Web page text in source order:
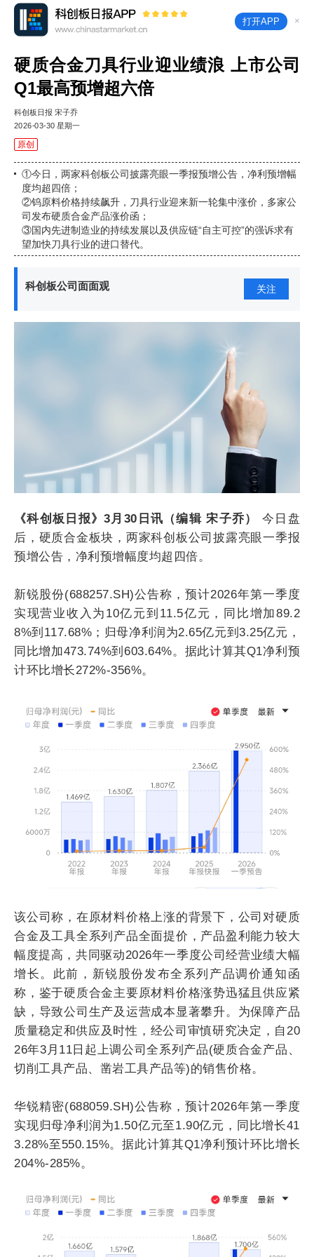
打开APP ×
硬质合金刀具行业迎业绩浪 上市公司
Q1最高预增超六倍
科创板日报 宋子乔
2026-03-30 星期一
原创
①今日，两家科创板公司披露亮眼一季报预增公告，净利预增幅
度均超四倍；
②钨原料价格持续飙升，刀具行业迎来新一轮集中涨价，多家公
司发布硬质合金产品涨价函；
③国内先进制造业的持续发展以及供应链“自主可控”的强诉求有
望加快刀具行业的进口替代。
科创板公司面面观 关注
《科创板日报》3月30日讯（编辑 宋子乔）
今日盘
后，硬质合金板块，两家科创板公司披露亮眼一季报
预增公告，净利预增幅度均超四倍。
新锐股份(688257.SH)公告称，预计2026年第一季度
实现营业收入为10亿元到11.5亿元，同比增加89.2
8%到117.68%；归母净利润为2.65亿元到3.25亿元，
同比增加473.74%到603.64%。据此计算其Q1净利预
计环比增长272%-356%。
该公司称，在原材料价格上涨的背景下，公司对硬质
合金及工具全系列产品全面提价，产品盈利能力较大
幅度提高，共同驱动2026年一季度公司经营业绩大幅
增长。此前，新锐股份发布全系列产品调价通知函
称，鉴于硬质合金主要原材料价格涨势迅猛且供应紧
缺，导致公司生产及运营成本显著攀升。为保障产品
质量稳定和供应及时性，经公司审慎研究决定，自20
26年3月11日起上调公司全系列产品(硬质合金产品、
切削工具产品、凿岩工具产品等)的销售价格。
华锐精密(688059.SH)公告称，预计2026年第一季度
实现归母净利润为1.50亿元至1.90亿元，同比增长41
3.28%至550.15%。据此计算其Q1净利预计环比增长
204%-285%。